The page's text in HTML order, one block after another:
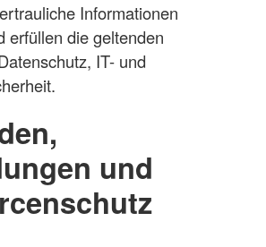
Informationen
erfüllen die geltenden
IT- und
und